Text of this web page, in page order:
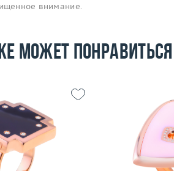
внимание.
может понравиться
16.84
золото 750 пробы
Материал